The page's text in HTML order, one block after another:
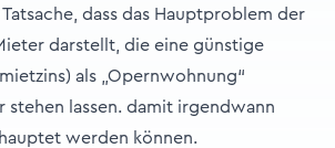
dass das Hauptproblem der
darstellt, die eine günstige
als „Opernwohnung“
stehen lassen. damit irgendwann
werden können.